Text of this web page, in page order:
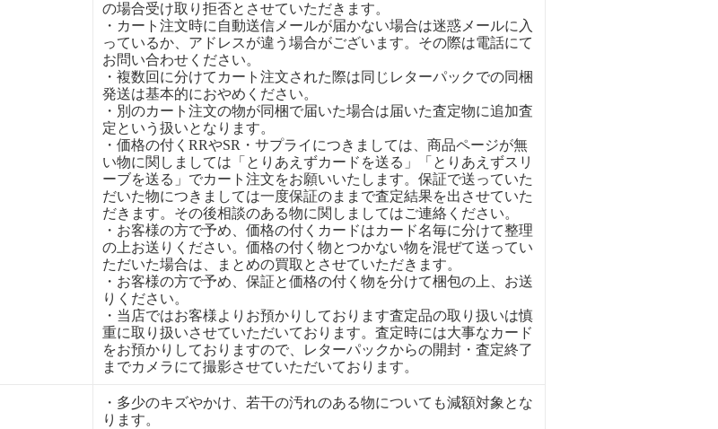
の場合受け取り拒否とさせていただきます。
・カート注文時に自動送信メールが届かない場合は迷惑メールに入
っているか、アドレスが違う場合がございます。その際は電話にて
お問い合わせください。
・複数回に分けてカート注文された際は同じレターパックでの同梱
発送は基本的におやめください。
・別のカート注文の物が同梱で届いた場合は届いた査定物に追加査
定という扱いとなります。
・価格の付くRRやSR・サプライにつきましては、商品ページが無
い物に関しましては「とりあえずカードを送る」「とりあえずスリ
ーブを送る」でカート注文をお願いいたします。保証で送っていた
だいた物につきましては一度保証のままで査定結果を出させていた
だきます。その後相談のある物に関しましてはご連絡ください。
・お客様の方で予め、価格の付くカードはカード名毎に分けて整理
の上お送りください。価格の付く物とつかない物を混ぜて送ってい
ただいた場合は、まとめの買取とさせていただきます。
・お客様の方で予め、保証と価格の付く物を分けて梱包の上、お送
りください。
・当店ではお客様よりお預かりしております査定品の取り扱いは慎
重に取り扱いさせていただいております。査定時には大事なカード
をお預かりしておりますので、レターパックからの開封・査定終了
までカメラにて撮影させていただいております。
・多少のキズやかけ、若干の汚れのある物についても減額対象とな
ります。